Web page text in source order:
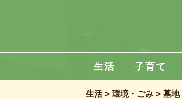
生活 子育て
生活 環境・ごみ 墓地